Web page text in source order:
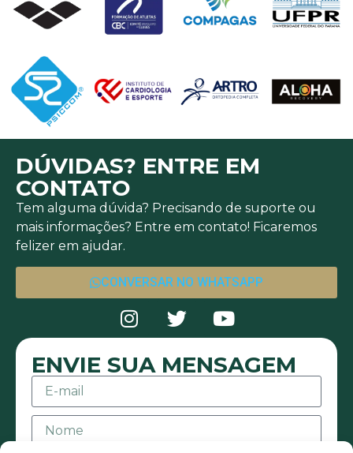
DÚVIDAS? ENTRE EM
CONTATO
Tem alguma dúvida? Precisando de suporte ou
mais informações? Entre em contato! Ficaremos
felizer em ajudar.
CONVERSAR NO WHATSAPP
ENVIE SUA MENSAGEM